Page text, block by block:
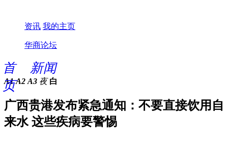
资讯 我的主页
华商论坛
首
页
新闻
A1 A2 A3 夜 白
广西贵港发布紧急通知：不要直接饮用自
来水 这些疾病要警惕